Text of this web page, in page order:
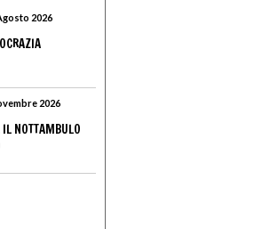
2026
2026
NOTTAMBULO